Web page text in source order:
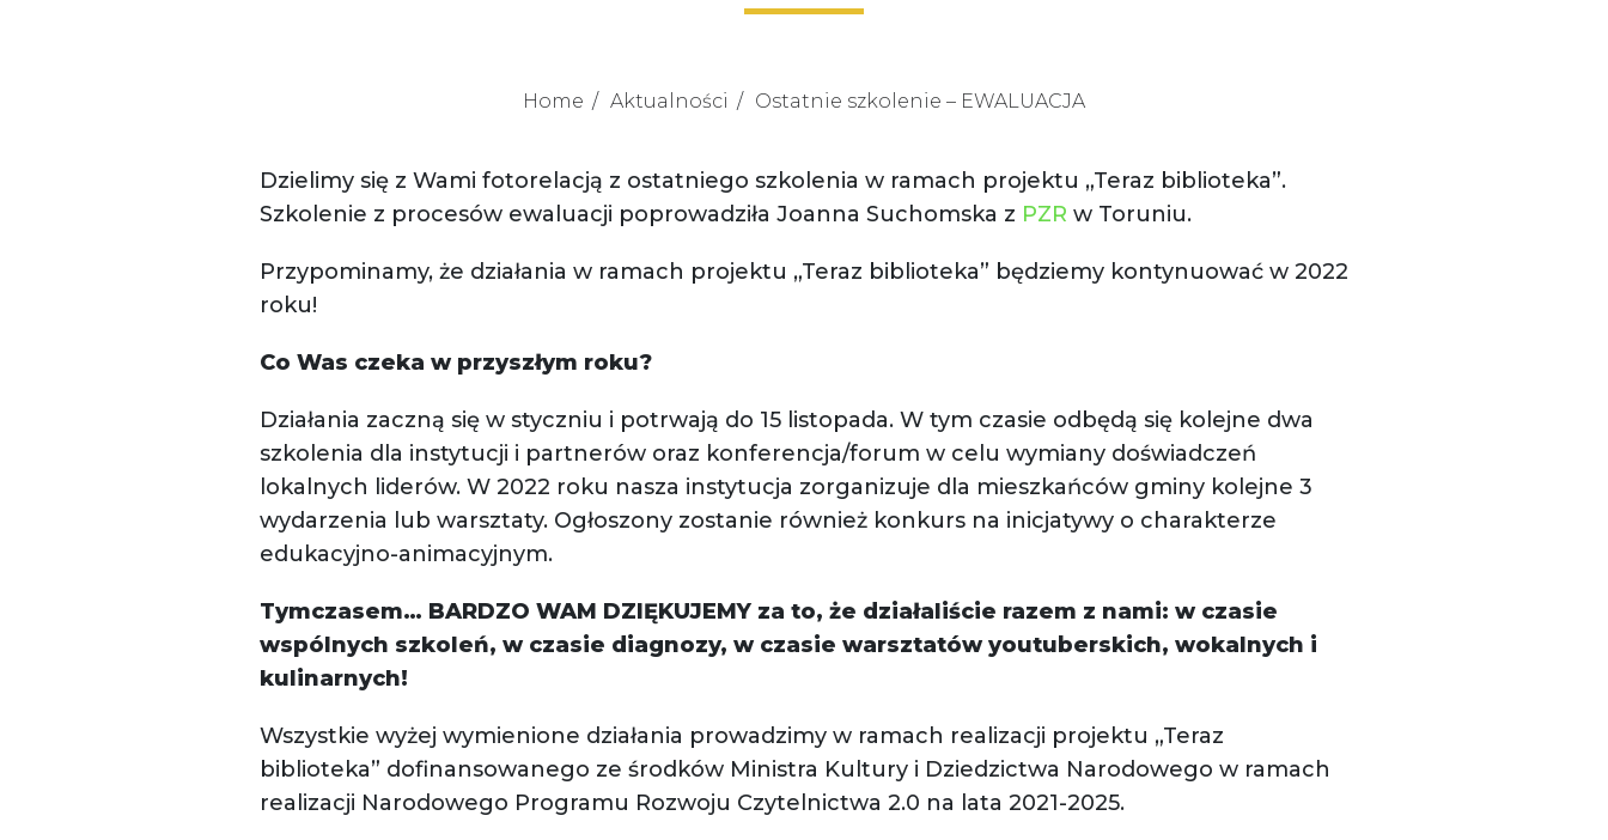
Home Aktualności Ostatnie szkolenie – EWALUACJA
Dzielimy się z Wami fotorelacją z ostatniego szkolenia w ramach projektu „Teraz biblioteka”.
Szkolenie z procesów ewaluacji poprowadziła Joanna Suchomska z PZR w Toruniu.
Przypominamy, że działania w ramach projektu „Teraz biblioteka” będziemy kontynuować w 2022
roku!
Co Was czeka w przyszłym roku?
Działania zaczną się w styczniu i potrwają do 15 listopada. W tym czasie odbędą się kolejne dwa
szkolenia dla instytucji i partnerów oraz konferencja/forum w celu wymiany doświadczeń
lokalnych liderów. W 2022 roku nasza instytucja zorganizuje dla mieszkańców gminy kolejne 3
wydarzenia lub warsztaty. Ogłoszony zostanie również konkurs na inicjatywy o charakterze
edukacyjno-animacyjnym.
Tymczasem… BARDZO WAM DZIĘKUJEMY za to, że działaliście razem z nami: w czasie
wspólnych szkoleń, w czasie diagnozy, w czasie warsztatów youtuberskich, wokalnych i
kulinarnych!
Wszystkie wyżej wymienione działania prowadzimy w ramach realizacji projektu „Teraz
biblioteka” dofinansowanego ze środków Ministra Kultury i Dziedzictwa Narodowego w ramach
realizacji Narodowego Programu Rozwoju Czytelnictwa 2.0 na lata 2021-2025.